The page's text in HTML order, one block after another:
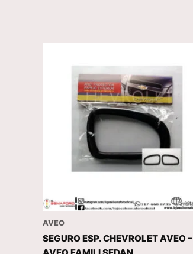
AVEO
SEGURO ESP. CHEVROLET AVEO –